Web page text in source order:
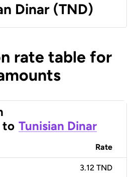
Dinar (TND)
rate table for
to Tunisian Dinar
Rate
3.12 TND